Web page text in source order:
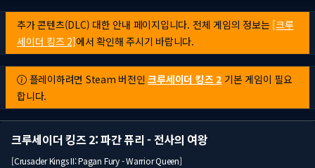
추가 콘텐츠(DLC) 대한 안내 페이지입니다. 전체 게임의 정보는 [크루
세이더 킹즈 2]에서 확인해 주시기 바랍니다.
플레이하려면 Steam 버전인크루세이더 킹즈 2 기본 게임이 필요
합니다.
크루세이더 킹즈 2: 파간 퓨리 - 전사의 여왕
[Crusader Kings II: Pagan Fury - Warrior Queen]